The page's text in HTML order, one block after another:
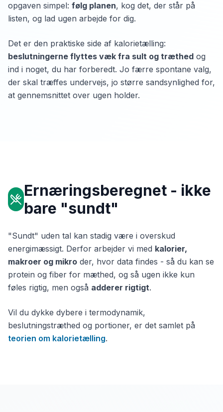
opgaven simpel: følg planen, kog det, der står på
listen, og lad ugen arbejde for dig.
Det er den praktiske side af kalorietælling:
beslutningerne flyttes væk fra sult og træthed og
ind i noget, du har forberedt. Jo færre spontane valg,
der skal træffes undervejs, jo større sandsynlighed for,
at gennemsnittet over ugen holder.
Ernæringsberegnet - ikke
bare "sundt"
"Sundt" uden tal kan stadig være i overskud
energimæssigt. Derfor arbejder vi med kalorier,
makroer og mikro der, hvor data findes - så du kan se
protein og fiber for mæthed, og så ugen ikke kun
føles rigtig, men også adderer rigtigt.
Vil du dykke dybere i termodynamik,
beslutningstræthed og portioner, er det samlet på
teorien om kalorietælling.